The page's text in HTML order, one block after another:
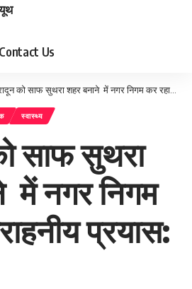
Contact Us
को साफ सुथरा शहर बनाने में नगर निगम कर रहा सराहनीय प्रयास: मुख्यमंत्री
स्वास्थ्य
साफ सुथरा
में नगर निगम
प्रयास: